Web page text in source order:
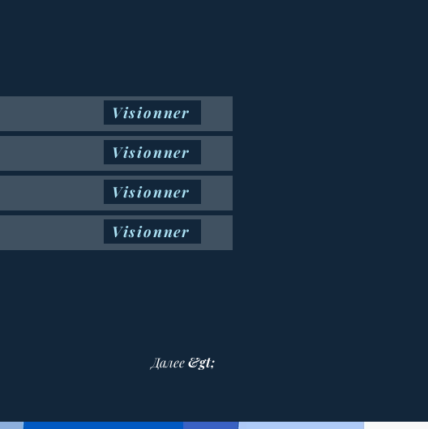
Visionner
Visionner
Visionner
Visionner
Далее &gt;